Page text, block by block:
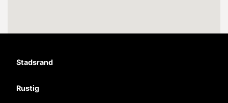
Stadsrand
Rustig